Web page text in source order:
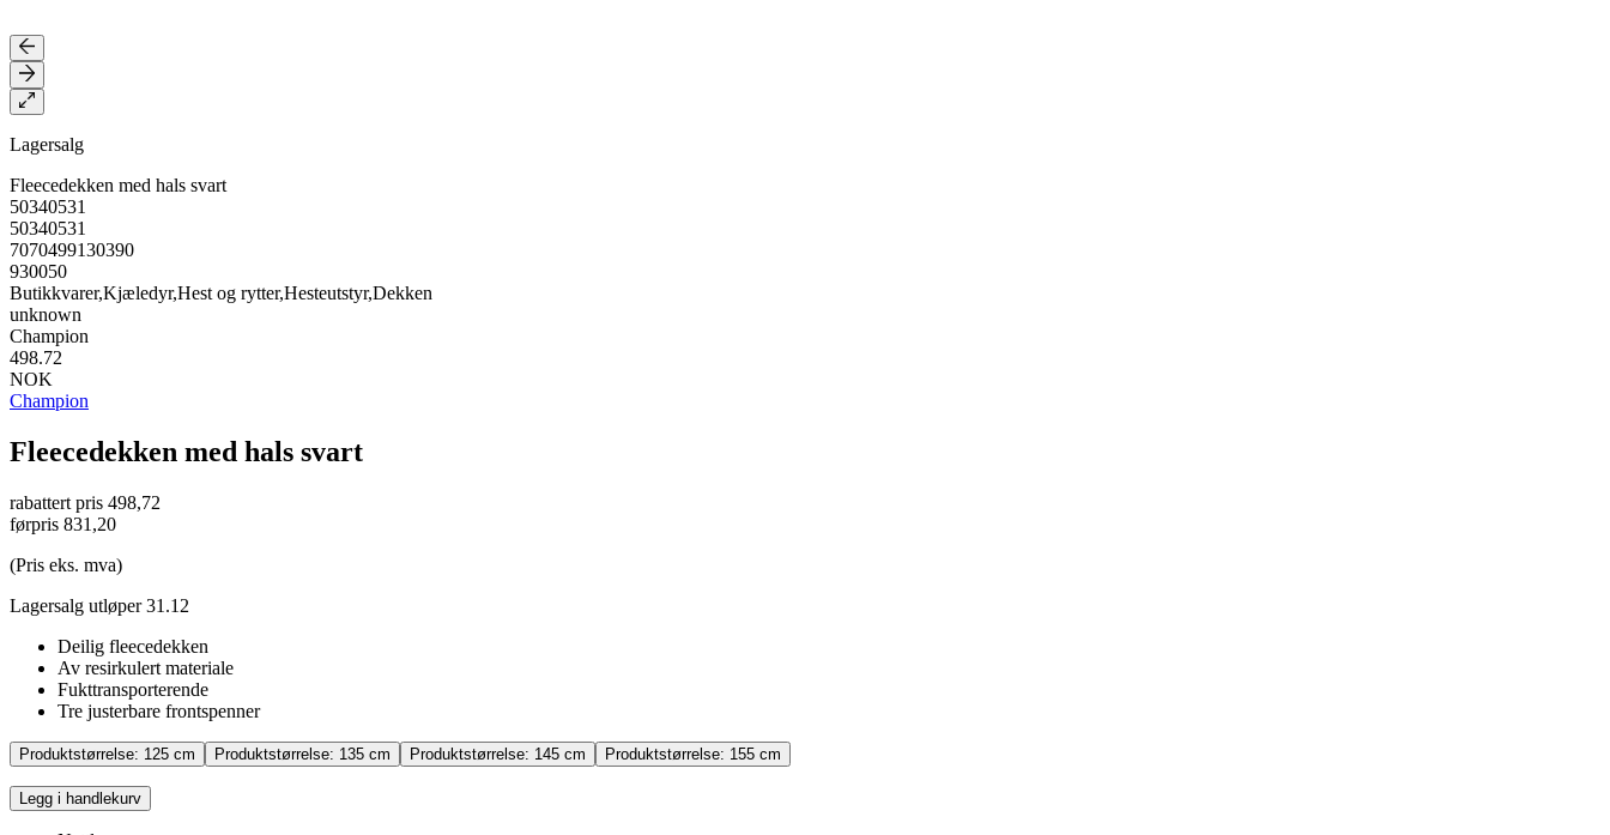
Lagersalg
Fleecedekken med hals svart
50340531
50340531
7070499130390
930050
Butikkvarer,Kjæledyr,Hest og rytter,Hesteutstyr,Dekken
unknown
Champion
498.72
NOK
Champion
Fleecedekken med hals svart
rabattert pris 498,72
førpris 831,20
(Pris eks. mva)
Lagersalg utløper 31.12
Deilig fleecedekken
Av resirkulert materiale
Fukttransporterende
Tre justerbare frontspenner
Produktstørrelse: 125 cm Produktstørrelse: 135 cm Produktstørrelse: 145 cm Produktstørrelse: 155 cm
Legg i handlekurv